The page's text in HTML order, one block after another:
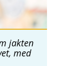
jakten
med